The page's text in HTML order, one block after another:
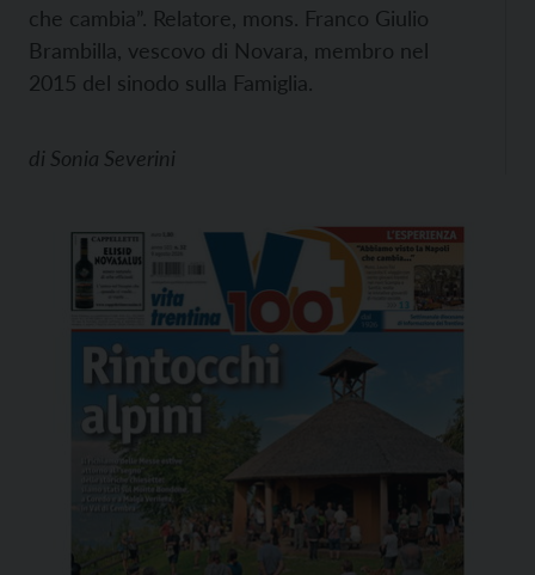
che cambia”. Relatore, mons. Franco Giulio
Brambilla, vescovo di Novara, membro nel
2015 del sinodo sulla Famiglia.
di Sonia Severini